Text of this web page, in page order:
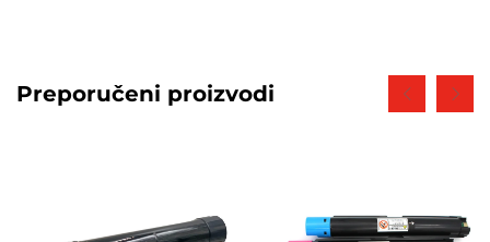
Preporučeni proizvodi